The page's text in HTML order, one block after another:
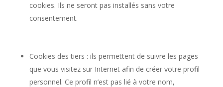
cookies. Ils ne seront pas installés sans votre
consentement.
Cookies des tiers : ils permettent de suivre les pages
que vous visitez sur Internet afin de créer votre profil
personnel. Ce profil n’est pas lié à votre nom,